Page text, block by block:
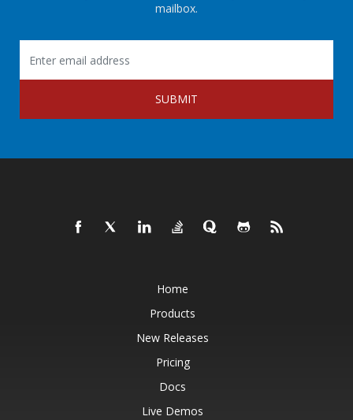
mailbox.
SUBMIT
Home
Products
New Releases
Pricing
Docs
Live Demos